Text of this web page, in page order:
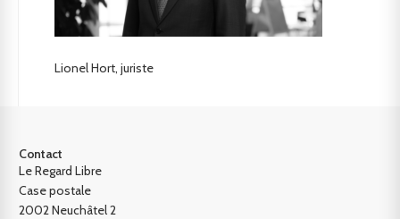
Lionel Hort, juriste
Contact
Le Regard Libre
Case postale
2002 Neuchâtel 2